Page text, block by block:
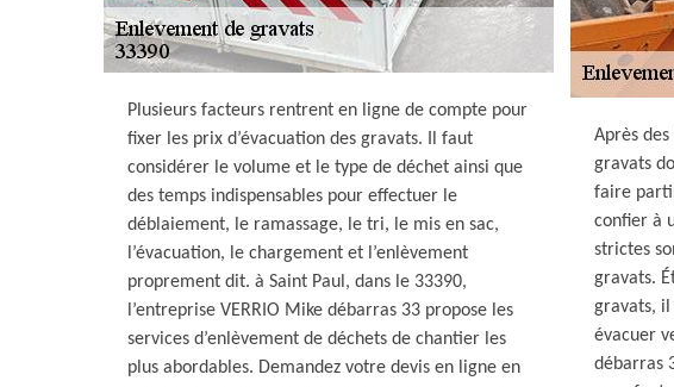
Plusieurs facteurs rentrent en ligne de compte pour
fixer les prix d’évacuation des gravats. Il faut
considérer le volume et le type de déchet ainsi que
des temps indispensables pour effectuer le
déblaiement, le ramassage, le tri, le mis en sac,
l’évacuation, le chargement et l’enlèvement
proprement dit. à Saint Paul, dans le 33390,
l’entreprise VERRIO Mike débarras 33 propose les
services d’enlèvement de déchets de chantier les
plus abordables. Demandez votre devis en ligne en
Après
gravats
faire
confier à
strictes
gravats.
gravats,
évacuer
débarras